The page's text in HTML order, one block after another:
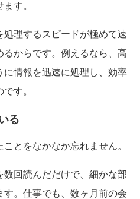
す。
理するスピードが極めて速
るからです。例えるなら、高
情報を迅速に処理し、効率
す。
る
とをなかなか忘れません。
回読んだだけで、細かな部
。仕事でも、数ヶ月前の会